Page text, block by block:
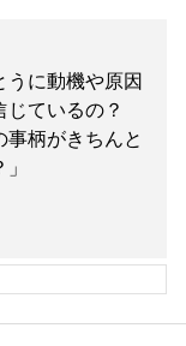
うに動機や原因
じているの？
柄がきちんと